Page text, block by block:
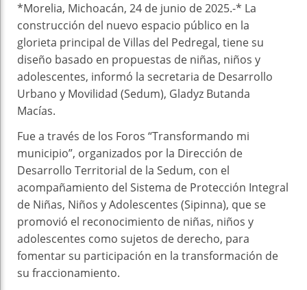
*Morelia, Michoacán, 24 de junio de 2025.-* La
construcción del nuevo espacio público en la
glorieta principal de Villas del Pedregal, tiene su
diseño basado en propuestas de niñas, niños y
adolescentes, informó la secretaria de Desarrollo
Urbano y Movilidad (Sedum), Gladyz Butanda
Macías.
Fue a través de los Foros “Transformando mi
municipio”, organizados por la Dirección de
Desarrollo Territorial de la Sedum, con el
acompañamiento del Sistema de Protección Integral
de Niñas, Niños y Adolescentes (Sipinna), que se
promovió el reconocimiento de niñas, niños y
adolescentes como sujetos de derecho, para
fomentar su participación en la transformación de
su fraccionamiento.